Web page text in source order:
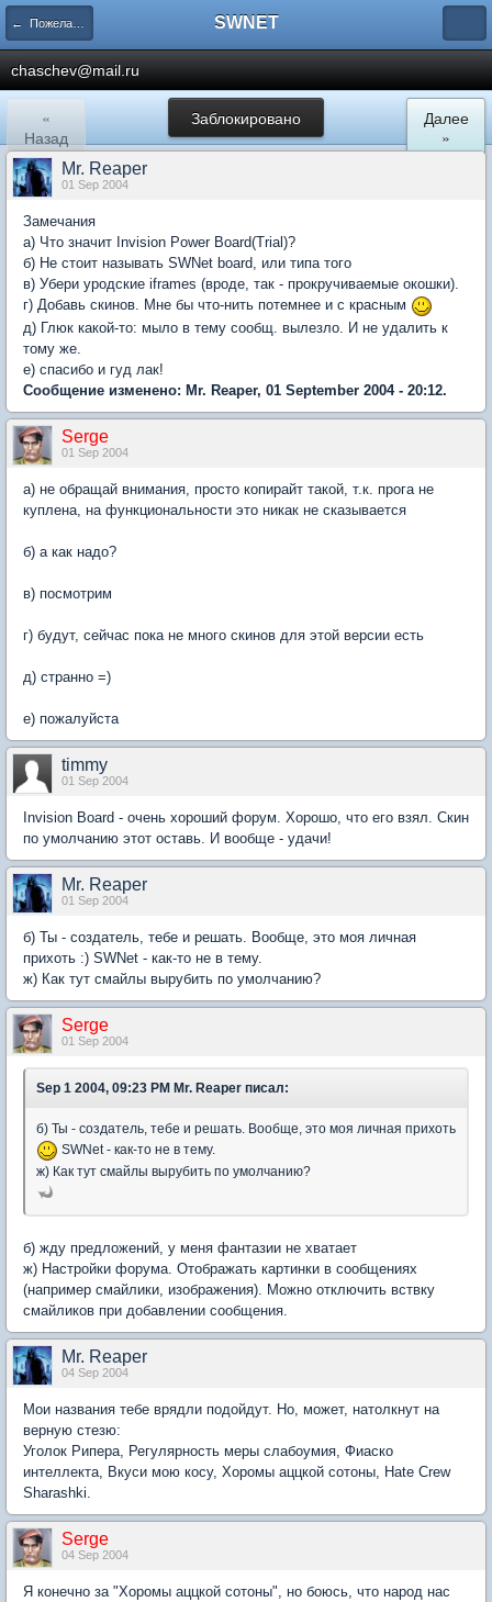
← Пожелания и Тестирование SWNET
chaschev@mail.ru
Заблокировано
«
Назад
Далее
»
Mr. Reaper
01 Sep 2004
Замечания
а) Что значит Invision Power Board(Trial)?
б) Не стоит называть SWNet board, или типа того
в) Убери уродские iframes (вроде, так - прокручиваемые окошки).
г) Добавь скинов. Мне бы что-нить потемнее и с красным
д) Глюк какой-то: мыло в тему сообщ. вылезло. И не удалить к
тому же.
е) спасибо и гуд лак!
Сообщение изменено: Mr. Reaper, 01 September 2004 - 20:12.
Serge
01 Sep 2004
a) не обращай внимания, просто копирайт такой, т.к. прога не
куплена, на функциональности это никак не сказывается
б) а как надо?
в) посмотрим
г) будут, сейчас пока не много скинов для этой версии есть
д) странно =)
е) пожалуйста
timmy
01 Sep 2004
Invision Board - очень хороший форум. Хорошо, что его взял. Скин
по умолчанию этот оставь. И вообще - удачи!
Mr. Reaper
01 Sep 2004
б) Ты - создатель, тебе и решать. Вообще, это моя личная
прихоть :) SWNet - как-то не в тему.
ж) Как тут смайлы вырубить по умолчанию?
Serge
01 Sep 2004
Sep 1 2004, 09:23 PM Mr. Reaper писал:
б) Ты - создатель, тебе и решать. Вообще, это моя личная прихоть
SWNet - как-то не в тему.
ж) Как тут смайлы вырубить по умолчанию?
б) жду предложений, у меня фантазии не хватает
ж) Настройки форума. Отображать картинки в сообщениях
(например смайлики, изображения). Можно отключить вствку
смайликов при добавлении сообщения.
Mr. Reaper
04 Sep 2004
Мои названия тебе врядли подойдут. Но, может, натолкнут на
верную стезю:
Уголок Рипера, Регулярность меры слабоумия, Фиаско
интеллекта, Вкуси мою косу, Хоромы аццкой сотоны, Hate Crew
Sharashki.
Serge
04 Sep 2004
Я конечно за "Хоромы аццкой сотоны", но боюсь, что народ нас